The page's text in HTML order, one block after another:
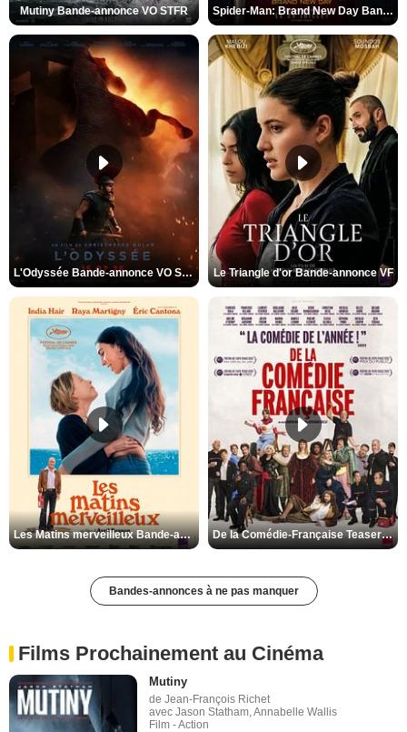
Mutiny Bande-annonce VO STFR Spider-Man: Brand New Day Bande-annonce VO STFR
L'Odyssée Bande-annonce VO STFR Le Triangle d'or Bande-annonce VF
Les Matins merveilleux Bande-annonce VF De la Comédie-Française Teaser VF
Bandes-annonces à ne pas manquer
Films Prochainement au Cinéma
Mutiny
de Jean-François Richet
avec Jason Statham, Annabelle Wallis
Film - Action